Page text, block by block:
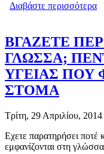
Διαβάστε περισσότερα
ΒΓΑΖΕΤΕ
ΓΛΩΣΣΑ;
ΥΓΕΙΑΣ ΠΟΥ
ΣΤΟΜΑ
Τρίτη, 29 Απριλίου,
Εχετε παρατηρήσει ποτέ
εμφανίζονται στη